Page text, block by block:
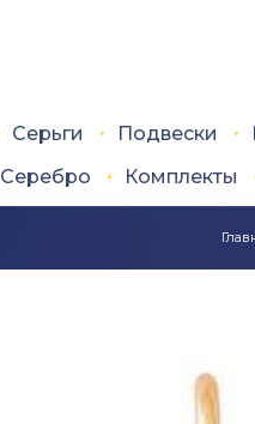
Серьги Подвески
Серебро Комплекты